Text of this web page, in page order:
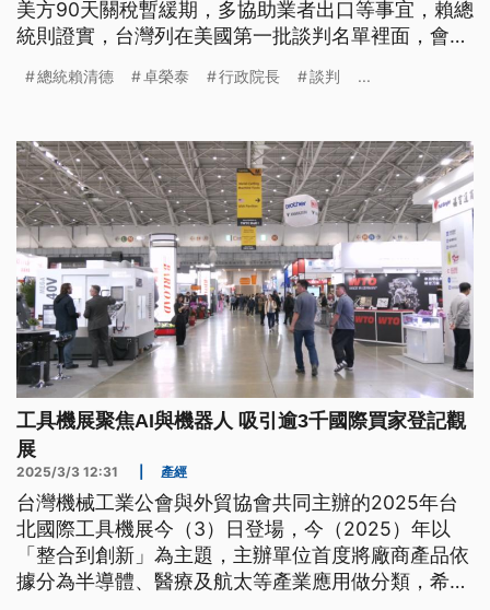
美方90天關稅暫緩期，多協助業者出口等事宜，賴總
統則證實，台灣列在美國第一批談判名單裡面，會確
關稅政策專案報告，面對藍白主張擴大補助跟普發現
總統賴清德 卓榮泰 行政院長 談判 ...
工具機展聚焦AI與機器人 吸引逾3千國際買家登記觀
展
2025/3/3 12:31 產經
台灣機械工業公會與外貿協會共同主辦的2025年台
北國際工具機展今（3）日登場，今（2025）年以
「整合到創新」為主題，主辦單位首度將廠商產品依
據分為半導體、醫療及航太等產業應用做分類，希望